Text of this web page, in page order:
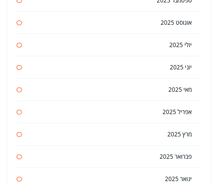
אוגוסט 2025
יולי 2025
יוני 2025
מאי 2025
אפריל 2025
מרץ 2025
פברואר 2025
ינואר 2025